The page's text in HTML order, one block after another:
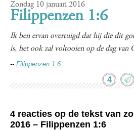
Zondag 10 januari 2016
Filippenzen 1:6
Ik ben ervan overtuigd dat hij die dit
is, het ook zal voltooien op de dag van
-- Filippenzen 1:6
4
4 reacties op de tekst van
2016 – Filippenzen 1:6